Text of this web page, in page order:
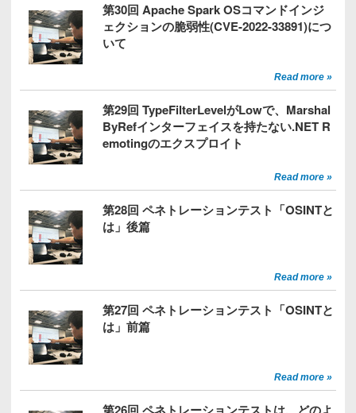
第30回 Apache Spark OSコマンドインジ
ェクションの脆弱性(CVE-2022-33891)につ
いて
Read more »
第29回 TypeFilterLevelがLowで、Marshal
ByRefインターフェイスを持たない.NET R
emotingのエクスプロイト
Read more »
第28回 ペネトレーションテスト「OSINTと
は」後篇
Read more »
第27回 ペネトレーションテスト「OSINTと
は」前篇
Read more »